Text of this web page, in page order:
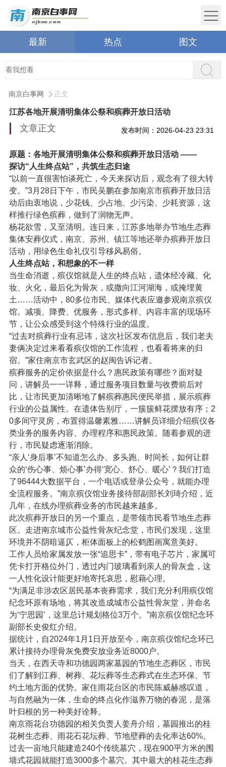
最新 热点 图文
南京白事网 正文
江苏各地开展清明集体公祭和殡葬开放日活动
文章正文 发布时间：2026-04-23 23:31
原题：各地开展清明集体公祭和殡葬开放日活动 ——
探访“人生终点站”，共筑生态归途
“以前一直很害怕谈死亡，今天来探访后，观念有了很大转
变。”3月28日下午，市民吴鹏在参加南京市殡葬开放日活
动后由衷地说，少花钱、少占地、少污染、少耗资源，这
样推行绿色殡葬，做到了润物无声。
杨花欲雪，又至清明。连日来，江苏多地举办节地生态葬
集体安葬仪式，南京、苏州、镇江等地还举办殡葬开放日
活动，用绿色生命礼仪引导移风易俗。
人生终点站，和想象的不一样
当生命消逝，殡仪馆就是人生的终点站，遗体经冷藏、化
妆、火化，最后化为骨灰，或撒向江河湖海，或掩埋黄
土……活动中，80多位市民、媒体代表应邀参观南京殡仪
馆。减项、降费、优服务，形式多样、内容丰富的现场环
节，让公众感受到这个特殊行业的温度。
“过去对殡葬行业有忌讳，这次社区发布信息后，我们老夫
妻俩决定过来看看殡仪馆的工作流程，也看看将来的归
宿。”家住南京市玄武区的赵闽告诉记者。
殡葬服务的定价依据是什么？惠民政策有哪些？面对疑
问，讲解员一一详释，通过服务项目数量与收费前后对
比，让市民更加清晰地了解殡葬惠民便民举措，展示殡葬
行业的公益属性。在遗体告别厅，一簇簇鲜花摆放有序；2
0多间守灵房，布置得温馨素雅……讲解员详细介绍殡仪各
类业务的服务内容、办理程序和惠民政策。随着参观的进
行，市民疑虑逐渐消除。
“亲人‘身后事’不知道怎么办、多头跑、时间长，如何让群
众的‘伤心事、烦心事’办得‘宽心、舒心、暖心’？我们打造
了96444大数据平台，一个电话或登录公众号，就能办理
全流程服务。”南京殡仪馆业务接待部副部长刘琦介绍，近
几年，在线办理殡葬业务的市民越来越多。
此次殡葬开放日的另一个重点，是带领市民看节地生态葬
区。走进南京城市公益性骨灰纪念堂，市民们发现，这里
环境并不阴暗逼仄，柜体面板上的松鹤图画寓意美好。
工作人员给家属发放一张“追思卡”，带有电子芯片，家属可
凭卡打开格位外门，透过内门玻璃看到亲人的骨灰盒，这
一人性化设计能更好地寄托哀思，慰藉心理。
“为满足非涉农区居民基本丧葬需求，我们充分利用殡仪馆
纪念环原有场地，将其改造成城市公益性骨灰堂，并命名
为‘宁思园’，这里总计规划格位3万个。”南京殡仪馆纪念环
副部长史俊红介绍。
据统计，自2024年1月1日开放至今，南京殡仪馆纪念环已
累计接待办理骨灰免费安放业务近8000户。
当天，在西天寺和功德园两家墓园的节地生态葬区，市民
们了解到江葬、树葬、花坛葬等生态葬式在生态环保、节
约土地方面的优势。家住雨花台区的市民陈威赫感叹道，
与自然融为一体，生命的终点化作滋养万物的春泥，是落
叶归根的另一种美好诠释。
南京雨花台功德园的相关负责人姜舟介绍，墓园推出的桂
花树生态葬、雨花石花坛葬、节地壁葬的去化率达60%。
过去一亩地只能建造240个传统墓穴，现在900平方米的围
墙式花园就能打造3000多个墓穴。其中最大的桂花生态葬